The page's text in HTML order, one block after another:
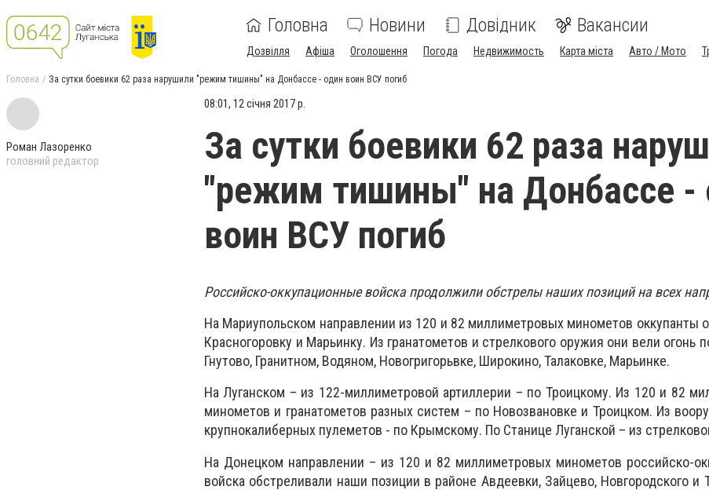
Головна Новини Довідник Вакансии
Дозвілля Афіша Оголошення Погода Недвижимость Карта міста Авто / Мото
Головна За сутки боевики 62 раза нарушили "режим тишины" на Донбассе - один воин ВСУ погиб
Роман Лазоренко
головний редактор
08:01, 12 січня 2017 р.
За сутки боевики 62 раза
"режим тишины" на Донбассе -
воин ВСУ погиб
Российско-оккупационные войска продолжили обстрелы наших позиций на всех
На Мариупольском направлении из 120 и 82 миллиметровых минометов оккупанты
Красногоровку и Марьинку. Из гранатометов и стрелкового оружия они вели огонь
Гнутово, Гранитном, Водяном, Новогригорьвке, Широкино, Талаковке, Марьинке.
На Луганском – из 122-миллиметровой артиллерии – по Троицкому. Из 120 и 82
минометов и гранатометов разных систем – по Новозвановке и Троицком. Из
крупнокалиберных пулеметов - по Крымскому. По Станице Луганской – из
На Донецком направлении – из 120 и 82 миллиметровых минометов российско-
войска обстреливали наши позиции в районе Авдеевки, Зайцево, Новгородского и